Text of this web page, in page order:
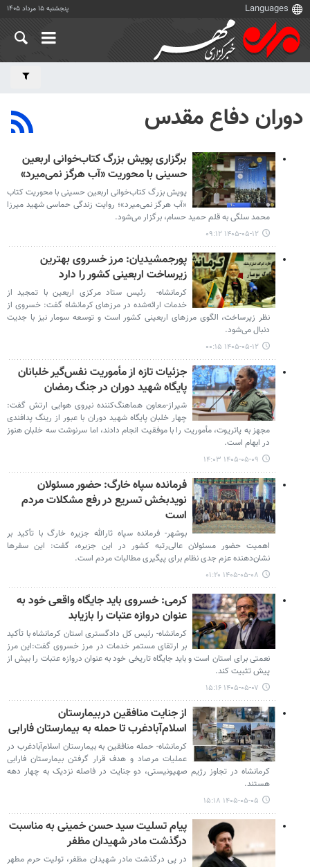
پنجشنبه ۱۵ مرداد ۱۴۰۵
دوران دفاع مقدس
برگزاری پویش بزرگ کتاب‌خوانی اربعین
حسینی با محوریت «آب هرگز نمی‌میرد»
پویش بزرگ کتاب‌خوانی اربعین حسینی با محوریت کتاب
«آب هرگز نمی‌میرد»؛ روایت زندگی حماسی شهید میرزا
محمد سلگی به قلم حمید حسام، برگزار می‌شود.
۱۴۰۵-۰۵-۱۲ ۰۹:۱۲
پورجمشیدیان: مرز خسروی بهترین
زیرساخت اربعینی کشور را دارد
کرمانشاه- رئیس ستاد مرکزی اربعین با تمجید از
خدمات ارائه‌شده در مرزهای کرمانشاه گفت: خسروی از
نظر زیرساخت، الگوی مرزهای اربعینی کشور است و توسعه سومار نیز با جدیت
دنبال می‌شود.
۱۴۰۵-۰۵-۱۲ ۰۰:۱۵
جزئیات تازه از مأموریت نفس‌گیر خلبانان
پایگاه شهید دوران در جنگ رمضان
شیراز-معاون هماهنگ‌کننده نیروی هوایی ارتش گفت:
چهار خلبان پایگاه شهید دوران با عبور از رینگ پدافندی
مجهز به پاتریوت، مأموریت را با موفقیت انجام دادند، اما سرنوشت سه خلبان هنوز
در ابهام است.
۱۴۰۵-۰۵-۰۹ ۱۴:۰۳
فرمانده سپاه خارگ: حضور مسئولان
نویدبخش تسریع در رفع مشکلات مردم
است
بوشهر- فرمانده سپاه ثارالله جزیره خارگ با تأکید بر
اهمیت حضور مسئولان عالی‌رتبه کشور در این جزیره، گفت: این سفرها
نشان‌دهنده عزم جدی نظام برای پیگیری مطالبات مردم است.
۱۴۰۵-۰۵-۰۸ ۰۱:۲۰
کرمی: خسروی باید جایگاه واقعی خود به
عنوان دروازه عتبات را بازیابد
کرمانشاه- رئیس کل دادگستری استان کرمانشاه با تأکید
بر ارتقای مستمر خدمات در مرز خسروی گفت:این مرز
نعمتی برای استان است و باید جایگاه تاریخی خود به عنوان دروازه عتبات را بیش از
پیش تثبیت کند.
۱۴۰۵-۰۵-۰۷ ۱۵:۱۶
از جنایت منافقین دربیمارستان
اسلام‌آبادغرب تا حمله به بیمارستان فارابی
کرمانشاه- حمله منافقین به بیمارستان اسلام‌آبادغرب در
عملیات مرصاد و هدف قرار گرفتن بیمارستان فارابی
کرمانشاه در تجاوز رژیم صهیونیستی، دو جنایت در فاصله نزدیک به چهار دهه
هستند.
۱۴۰۵-۰۵-۰۵ ۱۵:۱۸
پیام تسلیت سید حسن خمینی به مناسبت
درگذشت مادر شهیدان مظفر
در پی درگذشت مادر شهیدان مظفر، تولیت حرم مطهر